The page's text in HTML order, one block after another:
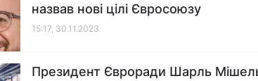
назвав нові цілі Євросоюзу
15:17, 30.11.2023
Президент Євроради Шарль